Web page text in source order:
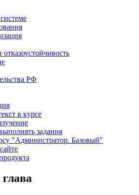
РФ
в курсе
задания
"Администратор. Базовый"